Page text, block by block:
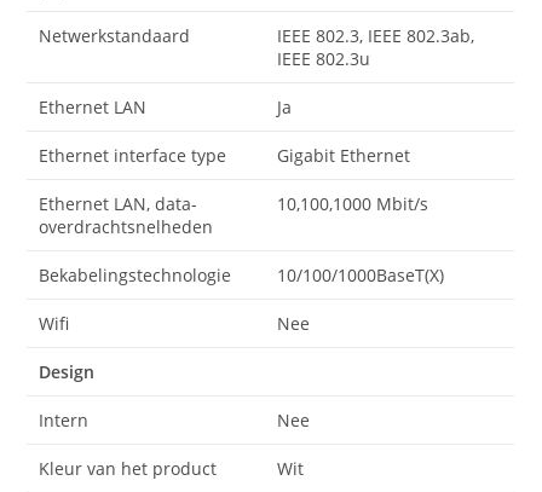
Netwerkstandaard
IEEE 802.3, IEEE 802.3ab,
IEEE 802.3u
Ethernet LAN Ja
Ethernet interface type Gigabit Ethernet
Ethernet LAN, data-
overdrachtsnelheden
10,100,1000 Mbit/s
Bekabelingstechnologie 10/100/1000BaseT(X)
Wifi Nee
Design
Intern Nee
Kleur van het product Wit